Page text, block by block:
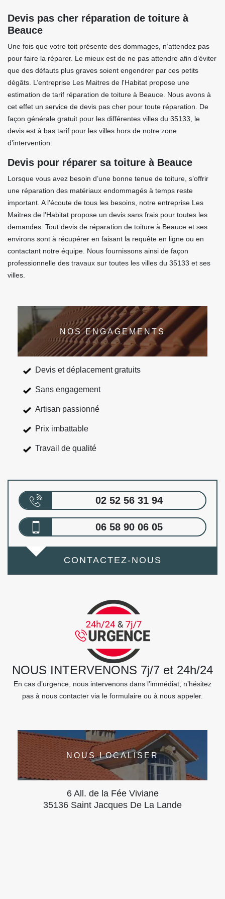
Devis pas cher réparation de toiture à
Beauce
Une fois que votre toit présente des dommages, n’attendez pas
pour faire la réparer. Le mieux est de ne pas attendre afin d’éviter
que des défauts plus graves soient engendrer par ces petits
dégâts. L’entreprise Les Maitres de l'Habitat propose une
estimation de tarif réparation de toiture à Beauce. Nous avons à
cet effet un service de devis pas cher pour toute réparation. De
façon générale gratuit pour les différentes villes du 35133, le
devis est à bas tarif pour les villes hors de notre zone
d’intervention.
Devis pour réparer sa toiture à Beauce
Lorsque vous avez besoin d’une bonne tenue de toiture, s’offrir
une réparation des matériaux endommagés à temps reste
important. A l’écoute de tous les besoins, notre entreprise Les
Maitres de l'Habitat propose un devis sans frais pour toutes les
demandes. Tout devis de réparation de toiture à Beauce et ses
environs sont à récupérer en faisant la requête en ligne ou en
contactant notre équipe. Nous fournissons ainsi de façon
professionnelle des travaux sur toutes les villes du 35133 et ses
villes.
NOS ENGAGEMENTS
Devis et déplacement gratuits
Sans engagement
Artisan passionné
Prix imbattable
Travail de qualité
02 52 56 31 94
06 58 90 06 05
CONTACTEZ-NOUS
NOUS INTERVENONS 7j/7 et 24h/24
En cas d’urgence, nous intervenons dans l’immédiat, n’hésitez
pas à nous contacter via le formulaire ou à nous appeler.
NOUS LOCALISER
6 All. de la Fée Viviane
35136 Saint Jacques De La Lande